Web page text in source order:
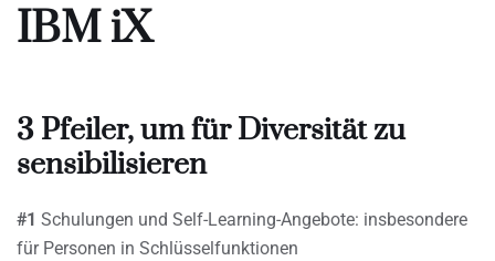
IBM iX
3 Pfeiler, um für Diversität zu
sensibilisieren
#1 Schulungen und Self-Learning-Angebote: insbesondere
für Personen in Schlüsselfunktionen